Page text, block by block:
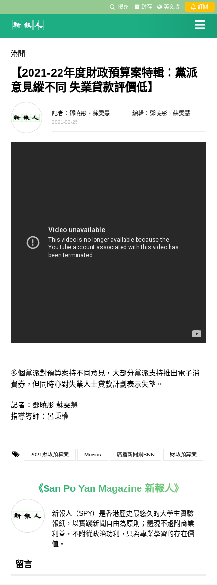
搜尋 · 封存 · 英文版 · 訂閱
港聞
【2021-22年度財政預算案特輯：黨派
意見縱不同 失業貸款評價低】
記者：鄧曉彤、蘇雯慧 編輯：鄧曉彤、蘇雯慧
2021-02-25
多個黨派對預算案持不同意見，大部分黨派支持推出電子消
費券，但同時亦對失業人士貸款計劃表示失望。
記者：鄧曉彤 蘇雯慧
指導導師：呂秉權
2021財政預算案 Movies 廣播新聞網BNN 財政預算案
《San Po Yan Magazine 新報人》
新報人（SPY）是香港歷史最悠久的大學生實驗
報紙，以實踐新聞自由為原則；體現不趨附商業
利益，不附從政治功利，只為專業學習的存在價
值。
留言